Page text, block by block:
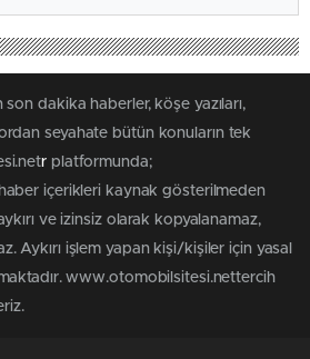
son dakika haberler, köşe yazıları,
seyahate bütün konuların tek
r platformunda;
içerikleri kaynak gösterilmeden
ve izinsiz olarak kopyalanamaz,
Aykırı işlem yapan kişi/kişiler için yasal
www.otomobilsitesi.nettercih